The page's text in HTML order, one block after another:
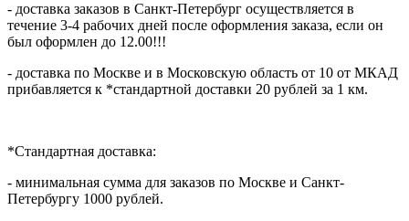
- доставка заказов в Санкт-Петербург осуществляется в
течение 3-4 рабочих дней после оформления заказа, если он
был оформлен до 12.00!!!
- доставка по Москве и в Московскую область от 10 от МКАД
прибавляется к *стандартной доставки 20 рублей за 1 км.
*Стандартная доставка:
- минимальная сумма для заказов по Москве и Санкт-
Петербургу 1000 рублей.